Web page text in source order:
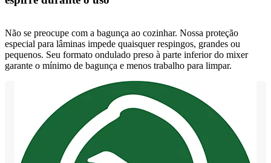
Não se preocupe com a bagunça ao cozinhar. Nossa proteção
especial para lâminas impede quaisquer respingos, grandes ou
pequenos. Seu formato ondulado preso à parte inferior do mixer
garante o mínimo de bagunça e menos trabalho para limpar.